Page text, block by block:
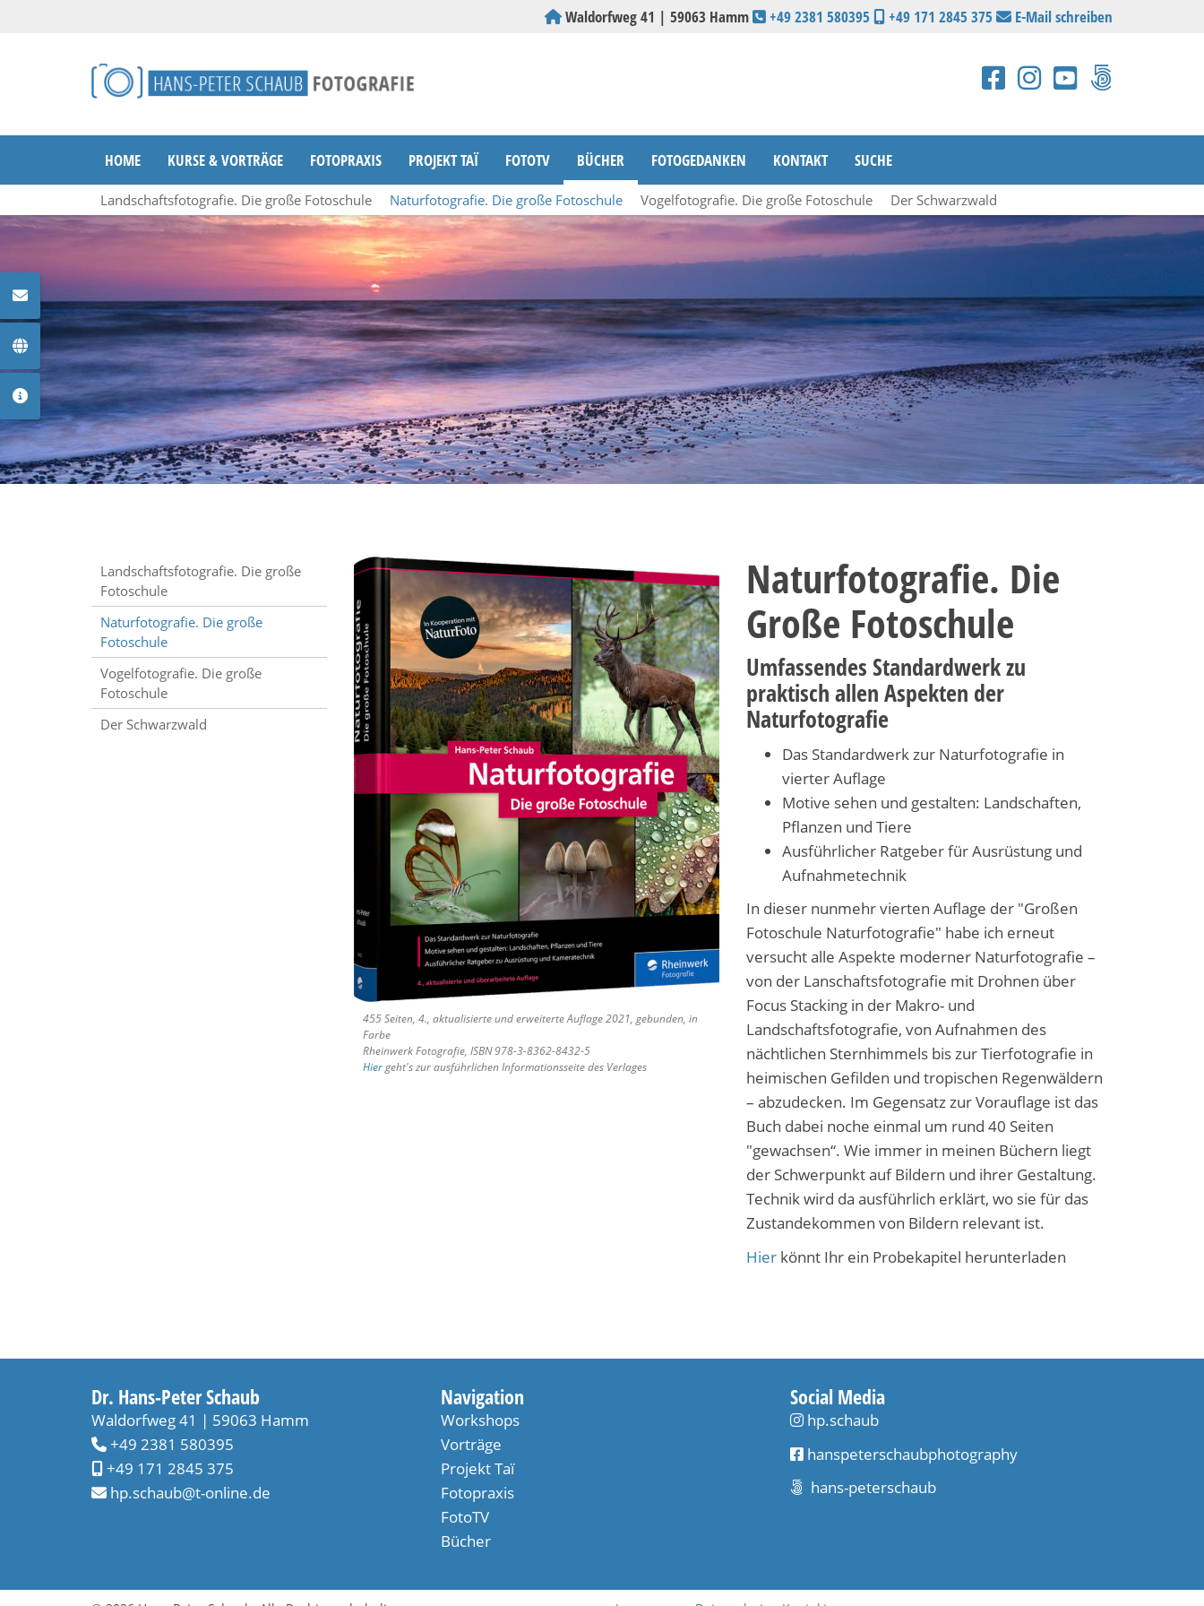
Waldorfweg 41 | 59063 Hamm +49 2381 580395 +49 171 2845 375 E-Mail schreiben
HOME KURSE & VORTRÄGE FOTOPRAXIS PROJEKT TAÏ FOTOTV BÜCHER FOTOGEDANKEN KONTAKT SUCHE
Landschaftsfotografie. Die große Fotoschule Naturfotografie. Die große Fotoschule Vogelfotografie. Die große Fotoschule Der Schwarzwald
Landschaftsfotografie. Die große
Fotoschule
Naturfotografie. Die große
Fotoschule
Vogelfotografie. Die große
Fotoschule
Der Schwarzwald
455 Seiten, 4., aktualisierte und erweiterte Auflage 2021, gebunden, in
Farbe
Rheinwerk Fotografie, ISBN 978-3-8362-8432-5
Hiergeht's zur ausführlichen Informationsseite des Verlages
Naturfotografie. Die
Große Fotoschule
Umfassendes Standardwerk zu
praktisch allen Aspekten der
Naturfotografie
Das Standardwerk zur Naturfotografie in
vierter Auflage
Motive sehen und gestalten: Landschaften,
Pflanzen und Tiere
Ausführlicher Ratgeber für Ausrüstung und
Aufnahmetechnik
In dieser nunmehr vierten Auflage der "Großen
Fotoschule Naturfotografie" habe ich erneut
versucht alle Aspekte moderner Naturfotografie –
von der Lanschaftsfotografie mit Drohnen über
Focus Stacking in der Makro- und
Landschaftsfotografie, von Aufnahmen des
nächtlichen Sternhimmels bis zur Tierfotografie in
heimischen Gefilden und tropischen Regenwäldern
– abzudecken. Im Gegensatz zur Vorauflage ist das
Buch dabei noche einmal um rund 40 Seiten
"gewachsen“. Wie immer in meinen Büchern liegt
der Schwerpunkt auf Bildern und ihrer Gestaltung.
Technik wird da ausführlich erklärt, wo sie für das
Zustandekommen von Bildern relevant ist.
Hier könnt Ihr ein Probekapitel herunterladen
Dr. Hans-Peter Schaub
Waldorfweg 41 | 59063 Hamm
+49 2381 580395
+49 171 2845 375
hp.schaub@t-online.de
Navigation
Workshops
Vorträge
Projekt Taï​
Fotopraxis
FotoTV
Bücher
Social Media
hp.schaub
hanspeterschaubphotography
hans-peterschaub